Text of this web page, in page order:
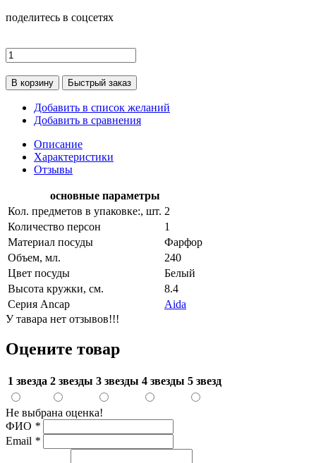
поделитесь в соцсетях
В корзину Быстрый заказ
Добавить в список желаний
Добавить в сравнения
Описание
Характеристики
Отзывы
основные параметры
Кол. предметов в упаковке:, шт. 2
Количество персон
1
Материал посуды
Фарфор
Объем, мл.
240
Цвет посуды
Белый
Высота кружки, см.
8.4
Серия Ancap
Aida
У тавара нет отзывов!!!
Оцените товар
1 звезда 2 звезды 3 звезды 4 звезды 5 звезд
Не выбрана оценка!
ФИО *
Email *